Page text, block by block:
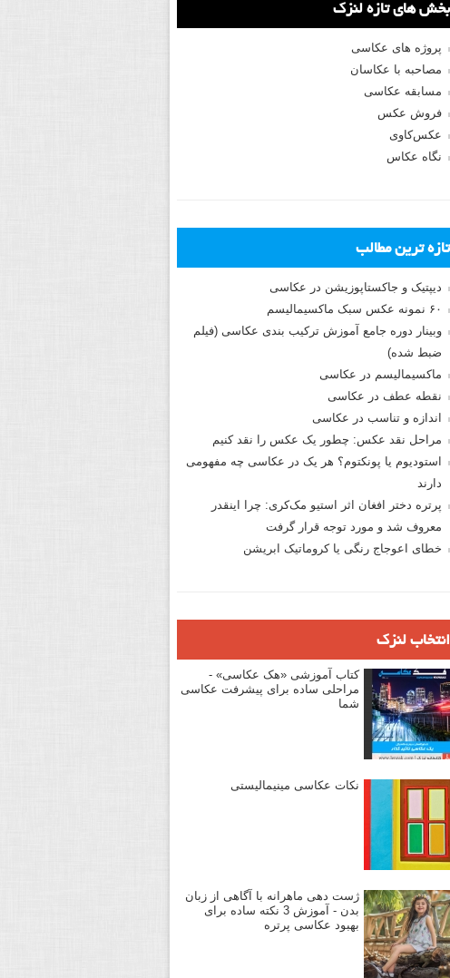
بخش های تازه لنزک
پروژه های عکاسی
مصاحبه با عکاسان
مسابقه عکاسی
فروش عکس
عکس‌کاوی
نگاه عکاس
تازه ترین مطالب
دیپتیک و جاکستا‌پوزیشن در عکاسی
۶۰ نمونه عکس سبک ماکسیمالیسم
وبینار دوره جامع آموزش ترکیب بندی عکاسی (فیلم
ضبط شده)
ماکسیمالیسم در عکاسی
نقطه عطف در عکاسی
اندازه و تناسب در عکاسی
مراحل نقد عکس: چطور یک عکس را نقد کنیم
استودیوم یا پونکتوم؟ هر یک در عکاسی چه مفهومی
دارند
پرتره دختر افغان اثر استیو مک‌کری: چرا اینقدر
معروف شد و مورد توجه قرار گرفت
خطای اعوجاج رنگی یا کروماتیک ابریشن
انتخاب لنزک
کتاب آموزشی «هک عکاسی» -
مراحلی ساده برای پیشرفت عکاسی
شما
نکات عکاسی مینیمالیستی
ژست دهی ماهرانه با آگاهی از زبان
بدن - آموزش 3 نکته ساده برای
بهبود عکاسی پرتره